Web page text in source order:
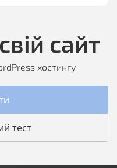
сайт
хостингу
тест